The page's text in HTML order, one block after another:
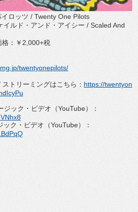
イロッツ / Twenty One Pilots
イルド・アンド・アイシー / Scaled And
格：￥ 2,000+税
twentyonepilots/
ストリーミングはこちら： https://twentyon
ジック・ビデオ（YouTube）：
ック・ビデオ（YouTube）：